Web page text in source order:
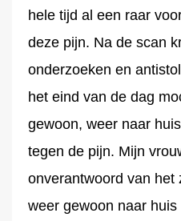
hele tijd al een raar
deze pijn. Na de scan
onderzoeken en
het eind van de dag
gewoon, weer naar
tegen de pijn. Mijn
onverantwoord van het
weer gewoon naar